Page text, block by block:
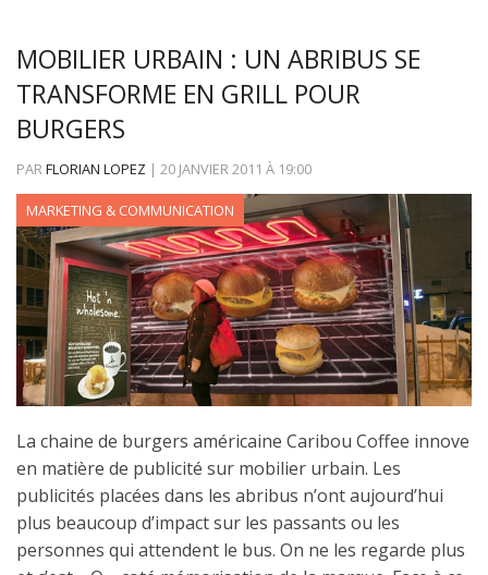
MOBILIER URBAIN : UN ABRIBUS SE
TRANSFORME EN GRILL POUR
BURGERS
PARFLORIAN LOPEZ | 20 JANVIER 2011 À 19:00
MARKETING & COMMUNICATION
La chaine de burgers américaine Caribou Coffee innove
en matière de publicité sur mobilier urbain. Les
publicités placées dans les abribus n’ont aujourd’hui
plus beaucoup d’impact sur les passants ou les
personnes qui attendent le bus. On ne les regarde plus